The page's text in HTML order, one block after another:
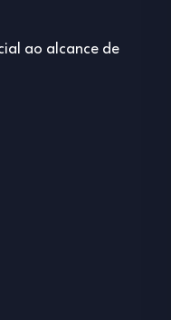
ao alcance de